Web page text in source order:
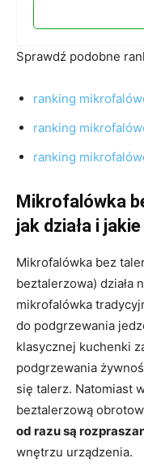
Sprawdź podobne
ranking
ranking
ranking
Mikrofalówka
jak działa i
Mikrofalówka bez
beztalerzowa) działa
mikrofalówka
do podgrzewania
klasycznej kuchenki
podgrzewania
się talerz. Natomiast
beztalerzową
od razu są
wnętrzu urządzenia.